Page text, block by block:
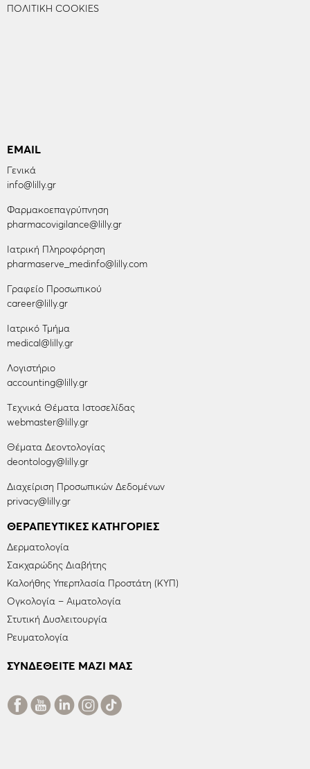
ΠΟΛΙΤΙΚΉ COOKIES
EMAIL
Γενικά
info@lilly.gr
Φαρμακοεπαγρύπνηση
pharmacovigilance@lilly.gr
Ιατρική Πληροφόρηση
pharmaserve_medinfo@lilly.com
Γραφείο Προσωπικού
career@lilly.gr
Ιατρικό Τμήμα
medical@lilly.gr
Λογιστήριο
accounting@lilly.gr
Tεχνικά Θέματα Ιστοσελίδας
webmaster@lilly.gr
Θέματα Δεοντολογίας
deontology@lilly.gr
Διαχείριση Προσωπικών Δεδομένων
privacy@lilly.gr
ΘΕΡΑΠΕΥΤΙΚΈΣ ΚΑΤΗΓΟΡΊΕΣ
Δερματολογία
Σακχαρώδης Διαβήτης
Καλοήθης Υπερπλασία Προστάτη (ΚΥΠ)
Ογκολογία – Αιματολογία
Στυτική Δυσλειτουργία
Ρευματολογία
ΣΥΝΔΕΘΕΙΤΕ ΜΑΖΙ ΜΑΣ